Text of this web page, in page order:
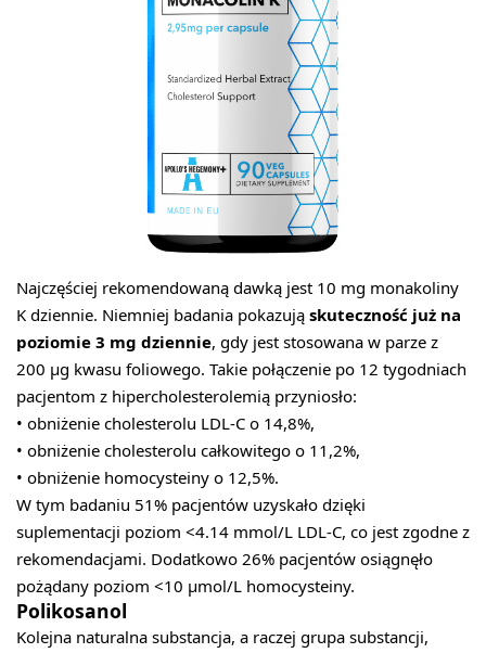
Najczęściej rekomendowaną dawką jest 10 mg monakoliny
K dziennie. Niemniej badania pokazują skuteczność już na
poziomie 3 mg dziennie, gdy jest stosowana w parze z
200 μg kwasu foliowego. Takie połączenie po 12 tygodniach
pacjentom z hipercholesterolemią przyniosło:
• obniżenie cholesterolu LDL-C o 14,8%,
• obniżenie cholesterolu całkowitego o 11,2%,
• obniżenie homocysteiny o 12,5%.
W tym badaniu 51% pacjentów uzyskało dzięki
suplementacji poziom <4.14 mmol/L LDL-C, co jest zgodne z
rekomendacjami. Dodatkowo 26% pacjentów osiągnęło
pożądany poziom <10 μmol/L homocysteiny.
Polikosanol
Kolejna naturalna substancja, a raczej grupa substancji,